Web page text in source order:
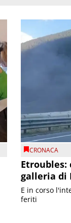
CRONACA
galleria di
E in corso
feriti